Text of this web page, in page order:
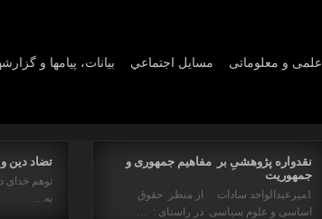
بیانات، پیامها و مسايل اجتماعي علمی و معلوماتی
تضاد دین
توهم خدای
به…
نقدواره پژوهشیِ بر مفاهیم جمهوری و
جمهوریت
1میرعبدالواحد سادات از منظر حقوق
اساسی و علوم سیاسی در راستای : …